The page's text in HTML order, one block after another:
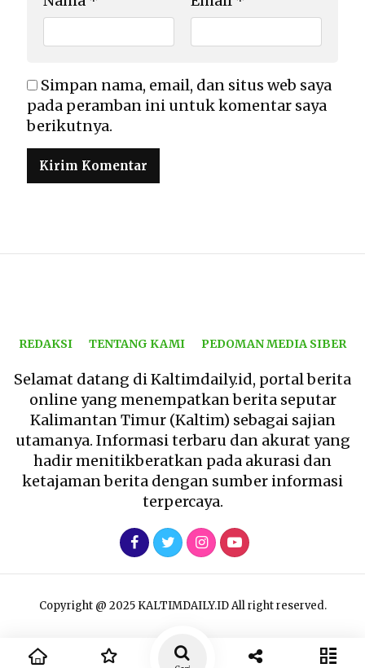
Simpan nama, email, dan situs web saya
pada peramban ini untuk komentar saya
berikutnya.
REDAKSI TENTANG KAMI PEDOMAN MEDIA SIBER
Selamat datang di Kaltimdaily.id, portal berita
online yang menempatkan berita seputar
Kalimantan Timur (Kaltim) sebagai sajian
utamanya. Informasi terbaru dan akurat yang
hadir menitikberatkan pada akurasi dan
ketajaman berita dengan sumber informasi
terpercaya.
Copyright @ 2025 KALTIMDAILY.ID All right reserved.